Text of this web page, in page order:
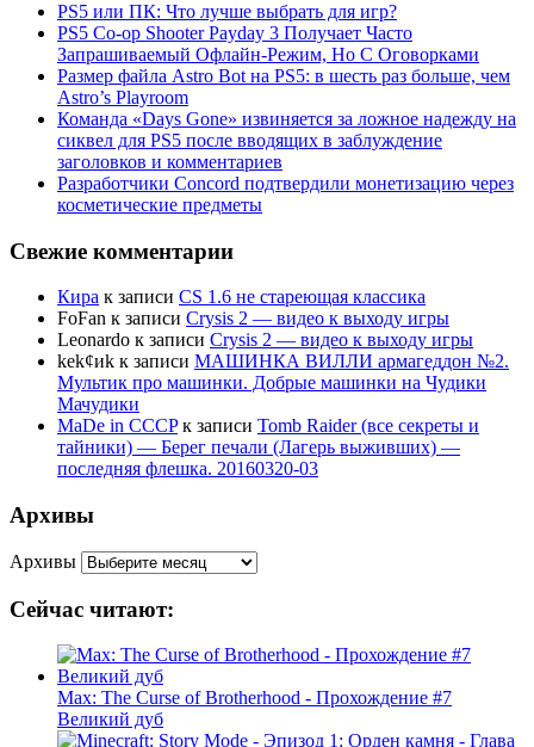
PS5 или ПК: Что лучше выбрать для игр?
PS5 Co-op Shooter Payday 3 Получает Часто
Запрашиваемый Офлайн-Режим, Но С Оговорками
Размер файла Astro Bot на PS5: в шесть раз больше, чем
Astro’s Playroom
Команда «Days Gone» извиняется за ложное надежду на
сиквел для PS5 после вводящих в заблуждение
заголовков и комментариев
Разработчики Concord подтвердили монетизацию через
косметические предметы
Свежие комментарии
Кира к записи CS 1.6 не стареющая классика
FoFan к записи Crysis 2 — видео к выходу игры
Leonardo к записи Crysis 2 — видео к выходу игры
kek¢иk к записи МАШИНКА ВИЛЛИ армагеддон №2.
Мультик про машинки. Добрые машинки на Чудики
Мачудики
MaDe in CCCPк записи Tomb Raider (все секреты и
тайники) — Берег печали (Лагерь выживших) —
последняя флешка. 20160320-03
Архивы
Архивы
Сейчас читают:
Max: The Curse of Brotherhood - Прохождение #7
Великий дуб